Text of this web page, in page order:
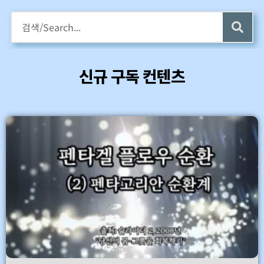
구독회원용 전자책 증정
카멜롯 인터뷰 Part 1 (4 ~6) 업데이트 (7/24)
바로가기
신규 구독 컨텐츠